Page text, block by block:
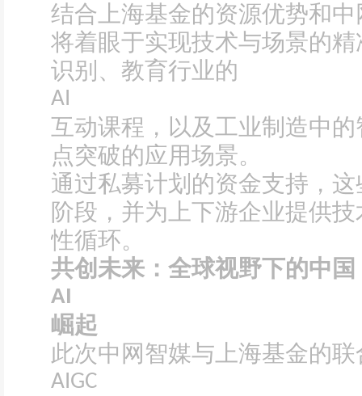
结合上海基金的资源优势和
将着眼于实现技术与场景的
识别、教育行业的
AI
互动课程，以及工业制造中
点突破的应用场景。
通过私募计划的资金支持，
阶段，并为上下游企业提供
性循环。
共创未来：全球视野下的中国
AI
崛起
此次中网智媒与上海基金的
AIGC